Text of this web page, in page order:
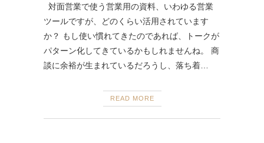
対面営業で使う営業用の資料、いわゆる営業
ツールですが、どのくらい活用されています
か？ もし使い慣れてきたのであれば、トークが
パターン化してきているかもしれませんね。 商
談に余裕が生まれているだろうし、落ち着…
READ MORE